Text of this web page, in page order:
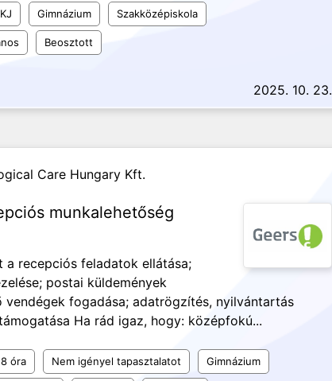
Gimnázium Szakközépiskola
Beosztott
2025. 10. 23.
Care Hungary Kft.
munkalehetőség
a recepciós feladatok ellátása;
postai küldemények
vendégek fogadása; adatrögzítés, nyilvántartás
Ha rád igaz, hogy: középfokú...
óra Nem igényel tapasztalatot Gimnázium